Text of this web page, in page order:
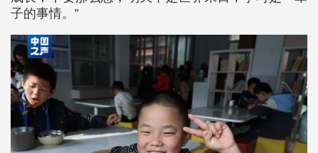
子的事情。”